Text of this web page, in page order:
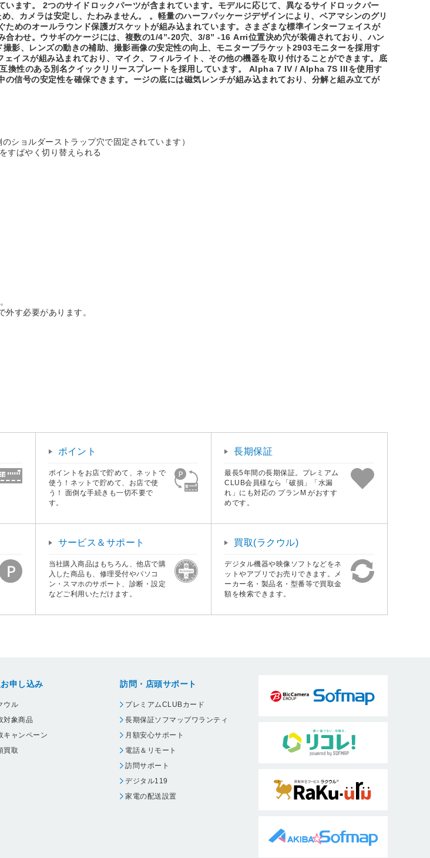
ます。 2つのサイドロックパーツが含まれています。モデルに応じて、異なるサイドロックパー
カメラは安定し、たわみません。 。軽量のハーフパッケージデザインにより、ベアマシンのグリ
めのオールラウンド保護ガスケットが組み込まれています。さまざまな標準インターフェイスが
わせ。ウサギのケージには、複数の1/4”-20穴、3/8” -16 Arri位置決め穴が装備されており、ハン
影、レンズの動きの補助、撮影画像の安定性の向上、モニターブラケット2903モニターを採用す
イスが組み込まれており、マイク、フィルライト、その他の機器を取り付けることができます。底
性のある別名クイックリリースプレートを採用しています。 Alpha 7 IV / Alpha 7S IIIを使用す
信号の安定性を確保できます。ージの底には磁気レンチが組み込まれており、分解と組み立てが
ショルダーストラップ穴で固定されています）
すばやく切り替えられる
す必要があります。
ポイント
ポイントをお店で貯めて、ネットで
使う！ネットで貯めて、お店で使
う！ 面倒な手続きも一切不要で
す。
長期保証
最長5年間の長期保証。プレミアム
CLUB会員様なら「破損」「水漏
れ」にも対応の プランM がおすす
めです。
サービス＆サポート
当社購入商品はもちろん、他店で購
入した商品も、修理受付やパソコ
ン・スマホのサポート、診断・設定
などご利用いただけます。
買取(ラクウル)
デジタル機器や映像ソフトなどをネ
ットやアプリでお売りできます。メ
ーカー名・製品名・型番等で買取金
額を検索できます。
申し込み
ウル
対象商品
キャンペーン
買取
訪問・店頭サポート
プレミアムCLUBカード
長期保証ソフマップワランティ
月額安心サポート
電話＆リモート
訪問サポート
デジタル119
家電の配送設置